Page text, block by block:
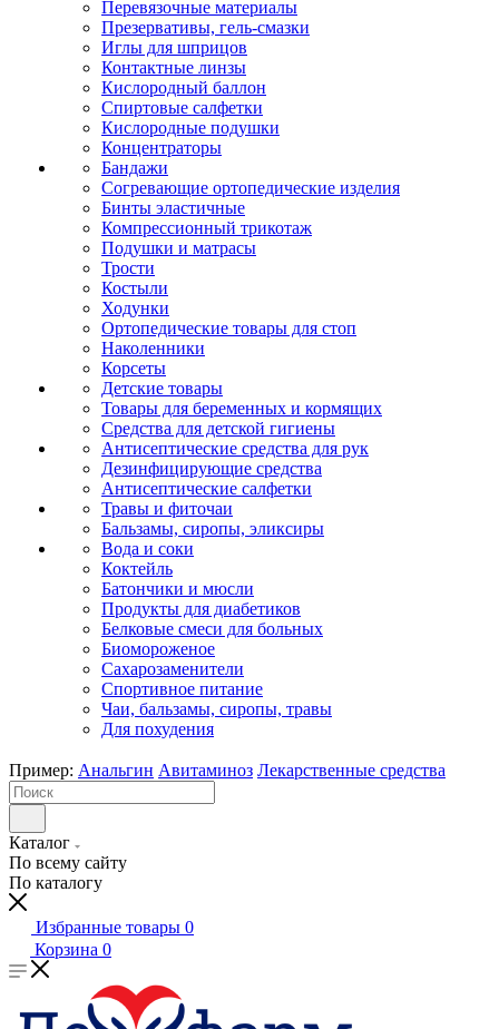
Перевязочные материалы
Презервативы, гель-смазки
Иглы для шприцов
Контактные линзы
Кислородный баллон
Спиртовые салфетки
Кислородные подушки
Концентраторы
Бандажи
Согревающие ортопедические изделия
Бинты эластичные
Компрессионный трикотаж
Подушки и матрасы
Трости
Костыли
Ходунки
Ортопедические товары для стоп
Наколенники
Корсеты
Детские товары
Товары для беременных и кормящих
Средства для детской гигиены
Антисептические средства для рук
Дезинфицирующие средства
Антисептические салфетки
Травы и фиточаи
Бальзамы, сиропы, эликсиры
Вода и соки
Коктейль
Батончики и мюсли
Продукты для диабетиков
Белковые смеси для больных
Биомороженое
Сахарозаменители
Спортивное питание
Чаи, бальзамы, сиропы, травы
Для похудения
Пример: Анальгин Авитаминоз Лекарственные средства
Каталог
По всему сайту
По каталогу
Избранные товары 0
Корзина 0